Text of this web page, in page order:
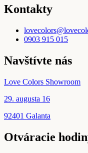
viacero
variantov.
si
môžete
na
produktu.
Kontakty
0903 915 015
Navštívte nás
Love Colors Showroom
29. augusta 16
92401 Galanta
Otváracie